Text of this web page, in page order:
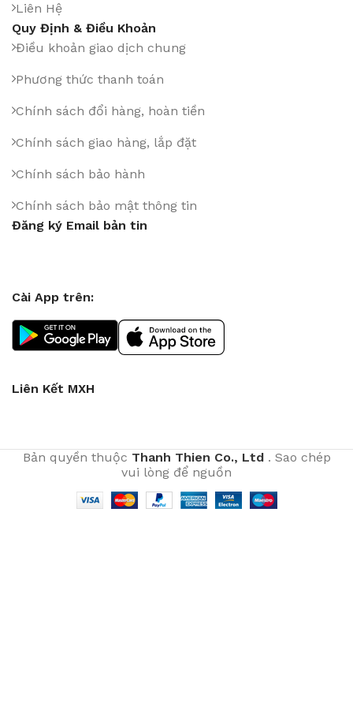
Liên Hệ
Quy Định & Điều Khoản
Điều khoản giao dịch chung
Phương thức thanh toán
Chính sách đổi hàng, hoàn tiền
Chính sách giao hàng, lắp đặt
Chính sách bảo hành
Chính sách bảo mật thông tin
Đăng ký Email bản tin
Cài App trên:
Liên Kết MXH
Bản quyền thuộc Thanh Thien Co., Ltd. Sao chép
vui lòng để nguồn